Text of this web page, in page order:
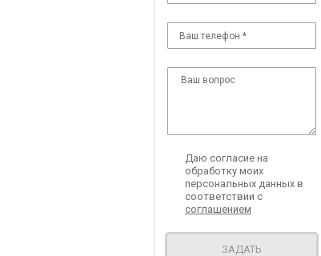
Даю согласие на
обработку моих
персональных данных в
соответствии с
соглашением
ЗАДАТЬ